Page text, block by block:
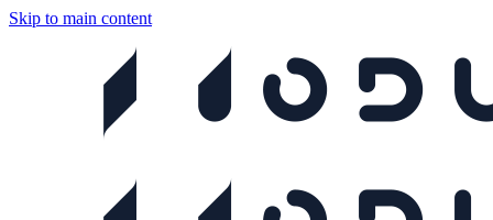
Skip to main content